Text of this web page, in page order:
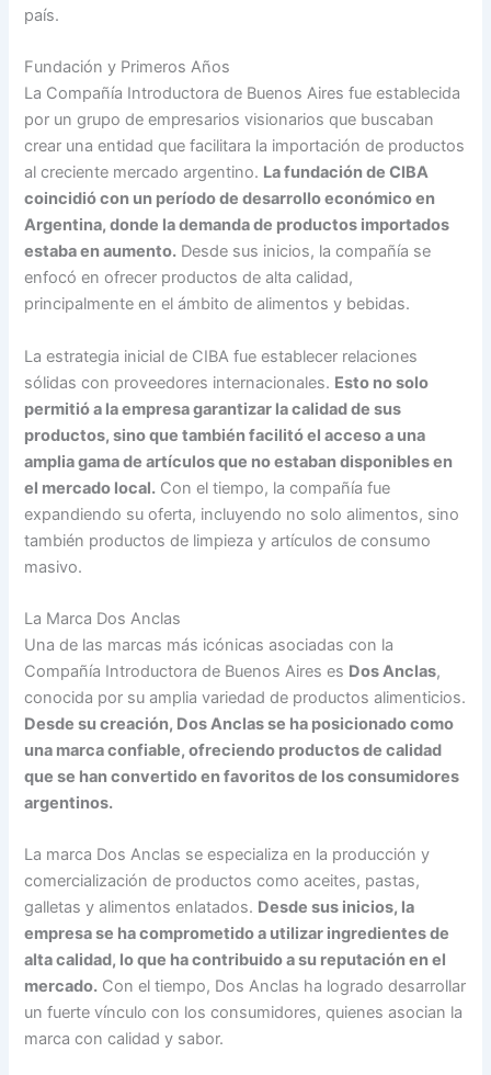
país.
Fundación y Primeros Años
La Compañía Introductora de Buenos Aires fue establecida
por un grupo de empresarios visionarios que buscaban
crear una entidad que facilitara la importación de productos
al creciente mercado argentino. La fundación de CIBA
coincidió con un período de desarrollo económico en
Argentina, donde la demanda de productos importados
estaba en aumento. Desde sus inicios, la compañía se
enfocó en ofrecer productos de alta calidad,
principalmente en el ámbito de alimentos y bebidas.
La estrategia inicial de CIBA fue establecer relaciones
sólidas con proveedores internacionales. Esto no solo
permitió a la empresa garantizar la calidad de sus
productos, sino que también facilitó el acceso a una
amplia gama de artículos que no estaban disponibles en
el mercado local. Con el tiempo, la compañía fue
expandiendo su oferta, incluyendo no solo alimentos, sino
también productos de limpieza y artículos de consumo
masivo.
La Marca Dos Anclas
Una de las marcas más icónicas asociadas con la
Compañía Introductora de Buenos Aires es Dos Anclas,
conocida por su amplia variedad de productos alimenticios.
Desde su creación, Dos Anclas se ha posicionado como
una marca confiable, ofreciendo productos de calidad
que se han convertido en favoritos de los consumidores
argentinos.
La marca Dos Anclas se especializa en la producción y
comercialización de productos como aceites, pastas,
galletas y alimentos enlatados. Desde sus inicios, la
empresa se ha comprometido a utilizar ingredientes de
alta calidad, lo que ha contribuido a su reputación en el
mercado. Con el tiempo, Dos Anclas ha logrado desarrollar
un fuerte vínculo con los consumidores, quienes asocian la
marca con calidad y sabor.